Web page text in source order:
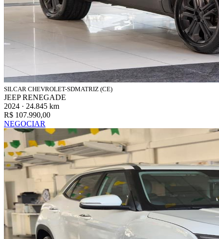
SILCAR CHEVROLET-SDMATRIZ (CE)
JEEP RENEGADE
2024 · 24.845 km
R$ 107.990,00
NEGOCIAR